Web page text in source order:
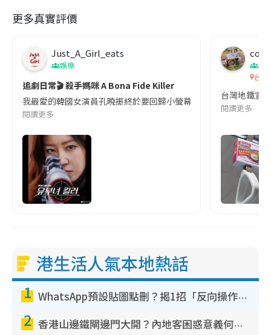
更多真實評價
Just_A_Girl_eats
娛樂
追劇日常🎬 殺手媽咪 A Bona Fide Killer
我最愛的韓國女演員孔曉振終於要回歸小螢幕啦!這次的劇本改編
閱讀更多
co
吹
台灣
台灣地鐵宣
閱讀更多
港生活人氣本地熱話
1 WhatsApp預設貼圖點刪？揭1招「反向操作」還原簡潔介面 附3步實測教學
2 香港山邊鐵閘邊門大開？內地客困惑意義何在！網民神回覆：呢種叫法理性防禦